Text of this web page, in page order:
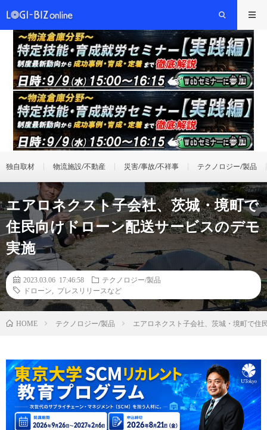
独自取材 物流施設/不動産 災害/事故/不祥事 テクノロジー/製品
エアロネクスト子会社、茨城・境町で
住民向けドローン配送サービスのデモ
実施
2023.03.06 17:46:58
テクノロジー/製品
ドローン
プレスリリースなど
HOME テクノロジー/製品 エアロネクスト子会社、茨城・境町で住